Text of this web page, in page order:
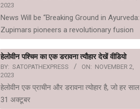
2023
News Will be “Breaking Ground in Ayurveda:
Zupimars pioneers a revolutionary fusion
हेलोवीन पश्चिम का एक डरावना त्यौहार देखें वीडियो
BY: SATOPATHEXPRESS ON: NOVEMBER 2,
2023
हेलोवीन एक प्राचीन और डरावना त्योहार है, जो हर साल
31 अक्टूबर